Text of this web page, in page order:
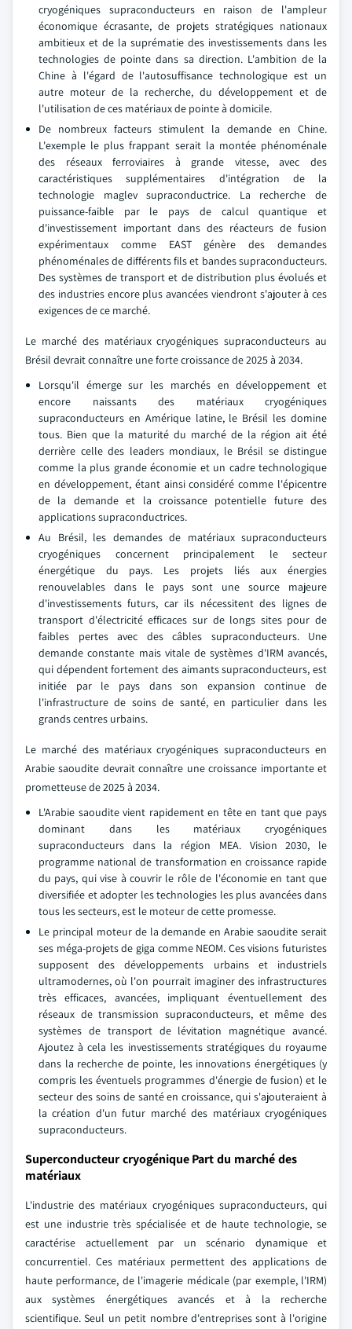
cryogéniques supraconducteurs en raison de l'ampleur
économique écrasante, de projets stratégiques nationaux
ambitieux et de la suprématie des investissements dans les
technologies de pointe dans sa direction. L'ambition de la
Chine à l'égard de l'autosuffisance technologique est un
autre moteur de la recherche, du développement et de
l'utilisation de ces matériaux de pointe à domicile.
De nombreux facteurs stimulent la demande en Chine.
L'exemple le plus frappant serait la montée phénoménale
des réseaux ferroviaires à grande vitesse, avec des
caractéristiques supplémentaires d'intégration de la
technologie maglev supraconductrice. La recherche de
puissance-faible par le pays de calcul quantique et
d'investissement important dans des réacteurs de fusion
expérimentaux comme EAST génère des demandes
phénoménales de différents fils et bandes supraconducteurs.
Des systèmes de transport et de distribution plus évolués et
des industries encore plus avancées viendront s'ajouter à ces
exigences de ce marché.
Le marché des matériaux cryogéniques supraconducteurs au
Brésil devrait connaître une forte croissance de 2025 à 2034.
Lorsqu'il émerge sur les marchés en développement et
encore naissants des matériaux cryogéniques
supraconducteurs en Amérique latine, le Brésil les domine
tous. Bien que la maturité du marché de la région ait été
derrière celle des leaders mondiaux, le Brésil se distingue
comme la plus grande économie et un cadre technologique
en développement, étant ainsi considéré comme l'épicentre
de la demande et la croissance potentielle future des
applications supraconductrices.
Au Brésil, les demandes de matériaux supraconducteurs
cryogéniques concernent principalement le secteur
énergétique du pays. Les projets liés aux énergies
renouvelables dans le pays sont une source majeure
d'investissements futurs, car ils nécessitent des lignes de
transport d'électricité efficaces sur de longs sites pour de
faibles pertes avec des câbles supraconducteurs. Une
demande constante mais vitale de systèmes d'IRM avancés,
qui dépendent fortement des aimants supraconducteurs, est
initiée par le pays dans son expansion continue de
l'infrastructure de soins de santé, en particulier dans les
grands centres urbains.
Le marché des matériaux cryogéniques supraconducteurs en
Arabie saoudite devrait connaître une croissance importante et
prometteuse de 2025 à 2034.
L'Arabie saoudite vient rapidement en tête en tant que pays
dominant dans les matériaux cryogéniques
supraconducteurs dans la région MEA. Vision 2030, le
programme national de transformation en croissance rapide
du pays, qui vise à couvrir le rôle de l'économie en tant que
diversifiée et adopter les technologies les plus avancées dans
tous les secteurs, est le moteur de cette promesse.
Le principal moteur de la demande en Arabie saoudite serait
ses méga-projets de giga comme NEOM. Ces visions futuristes
supposent des développements urbains et industriels
ultramodernes, où l'on pourrait imaginer des infrastructures
très efficaces, avancées, impliquant éventuellement des
réseaux de transmission supraconducteurs, et même des
systèmes de transport de lévitation magnétique avancé.
Ajoutez à cela les investissements stratégiques du royaume
dans la recherche de pointe, les innovations énergétiques (y
compris les éventuels programmes d'énergie de fusion) et le
secteur des soins de santé en croissance, qui s'ajouteraient à
la création d'un futur marché des matériaux cryogéniques
supraconducteurs.
Superconducteur cryogénique Part du marché des
matériaux
L'industrie des matériaux cryogéniques supraconducteurs, qui
est une industrie très spécialisée et de haute technologie, se
caractérise actuellement par un scénario dynamique et
concurrentiel. Ces matériaux permettent des applications de
haute performance, de l'imagerie médicale (par exemple, l'IRM)
aux systèmes énergétiques avancés et à la recherche
scientifique. Seul un petit nombre d'entreprises sont à l'origine